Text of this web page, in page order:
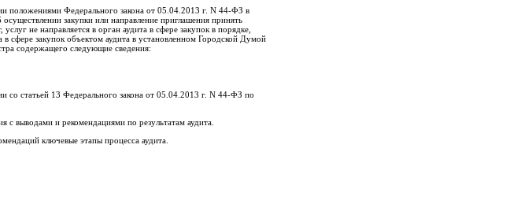
положениями Федерального закона от 05.04.2013 г. N 44-ФЗ в
закупки или направление приглашения принять
не направляется в орган аудита в сфере закупок в порядке,
сфере закупок объектом аудита в установленном Городской Думой
содержащего следующие сведения:
со статьей 13 Федерального закона от 05.04.2013 г. N 44-ФЗ по
с выводами и рекомендациями по результатам аудита.
ключевые этапы процесса аудита.